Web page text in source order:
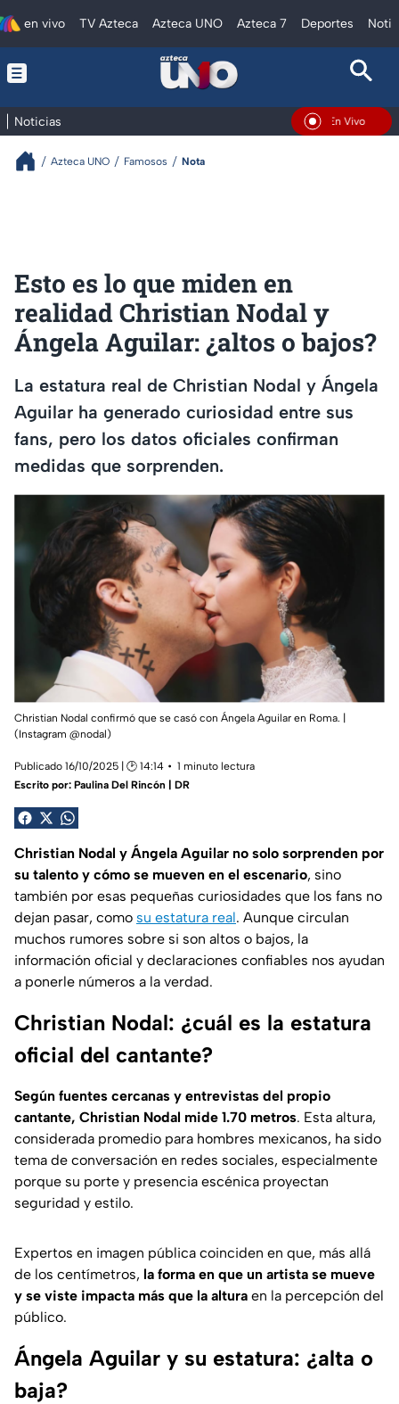
en vivo TV Azteca Azteca UNO Azteca 7 Deportes
Noticias En Vivo
Azteca UNO Famosos Nota
Esto es lo que miden en
realidad Christian Nodal y
Ángela Aguilar: ¿altos o bajos?
La estatura real de Christian Nodal y Ángela
Aguilar ha generado curiosidad entre sus
fans, pero los datos oficiales confirman
medidas que sorprenden.
Christian Nodal confirmó que se casó con Ángela Aguilar en Roma. |
(Instagram @nodal)
Publicado 16/10/2025 | 🕑 14:14
1 minuto lectura
Escrito por: Paulina Del Rincón | DR
Christian Nodal y Ángela Aguilar no solo sorprenden por
su talento y cómo se mueven en el escenario, sino
también por esas pequeñas curiosidades que los fans no
dejan pasar, como su estatura real. Aunque circulan
muchos rumores sobre si son altos o bajos, la
información oficial y declaraciones confiables nos ayudan
a ponerle números a la verdad.
Christian Nodal: ¿cuál es la estatura
oficial del cantante?
Según fuentes cercanas y entrevistas del propio
cantante, Christian Nodal mide 1.70 metros. Esta altura,
considerada promedio para hombres mexicanos, ha sido
tema de conversación en redes sociales, especialmente
porque su porte y presencia escénica proyectan
seguridad y estilo.
Expertos en imagen pública coinciden en que, más allá
de los centímetros, la forma en que un artista se mueve
y se viste impacta más que la altura en la percepción del
público.
Ángela Aguilar y su estatura: ¿alta o
baja?